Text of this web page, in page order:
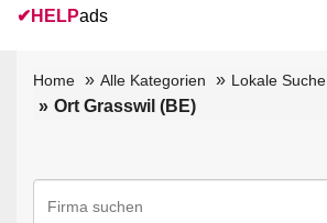
✔ HELPads
Home Alle Kategorien Lokale Suche
Ort Grasswil (BE)